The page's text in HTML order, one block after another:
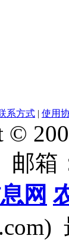
系方式 | 使用
©
邮箱
网